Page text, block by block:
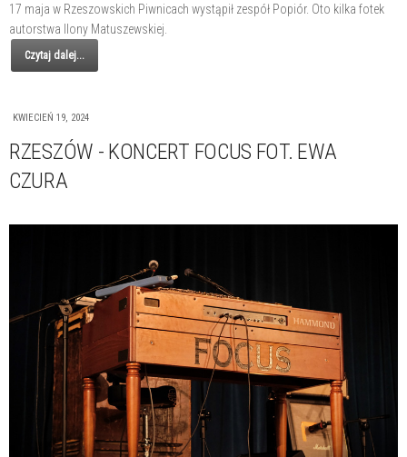
17 maja w Rzeszowskich Piwnicach wystąpił zespół Popiór. Oto kilka fotek
autorstwa Ilony Matuszewskiej.
Czytaj dalej...
KWIECIEŃ 19, 2024
RZESZÓW - KONCERT FOCUS FOT. EWA
CZURA